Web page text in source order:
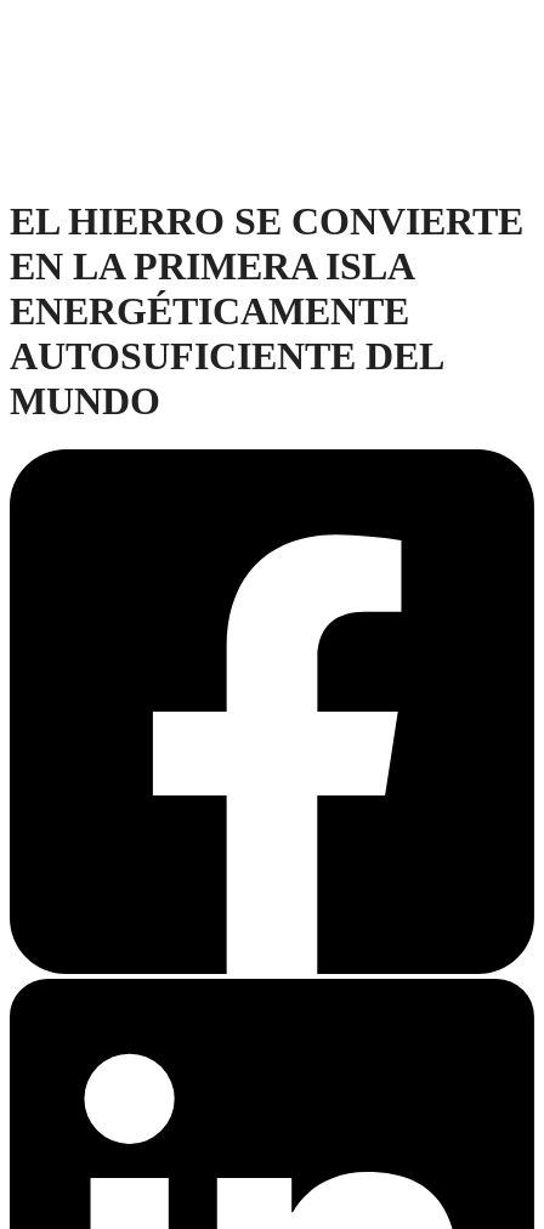
EL HIERRO SE CONVIERTE
EN LA PRIMERA ISLA
ENERGÉTICAMENTE
AUTOSUFICIENTE DEL
MUNDO